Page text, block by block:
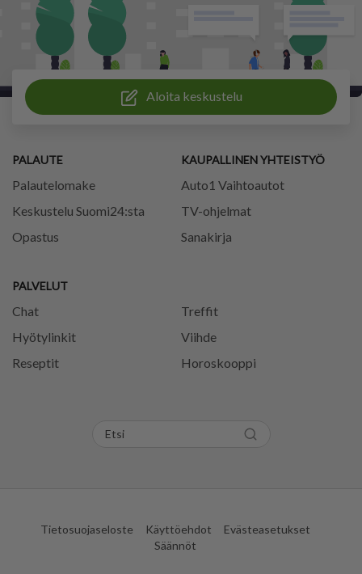
Aloita keskustelu
PALAUTE
Palautelomake
Keskustelu Suomi24:sta
Opastus
PALVELUT
Chat
Treffit
Hyötylinkit
Viihde
Reseptit
Horoskooppi
KAUPALLINEN YHTEISTYÖ
Auto1 Vaihtoautot
TV-ohjelmat
Sanakirja
Tietosuojaseloste Käyttöehdot
Evästeasetukset
Säännöt